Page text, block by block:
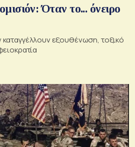
Όταν το... όνειρο
καταγγέλλουν εξουθένωση, τοξικό